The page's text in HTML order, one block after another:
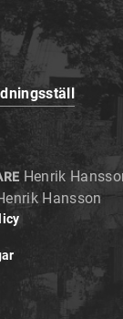
Henrik
Hansson